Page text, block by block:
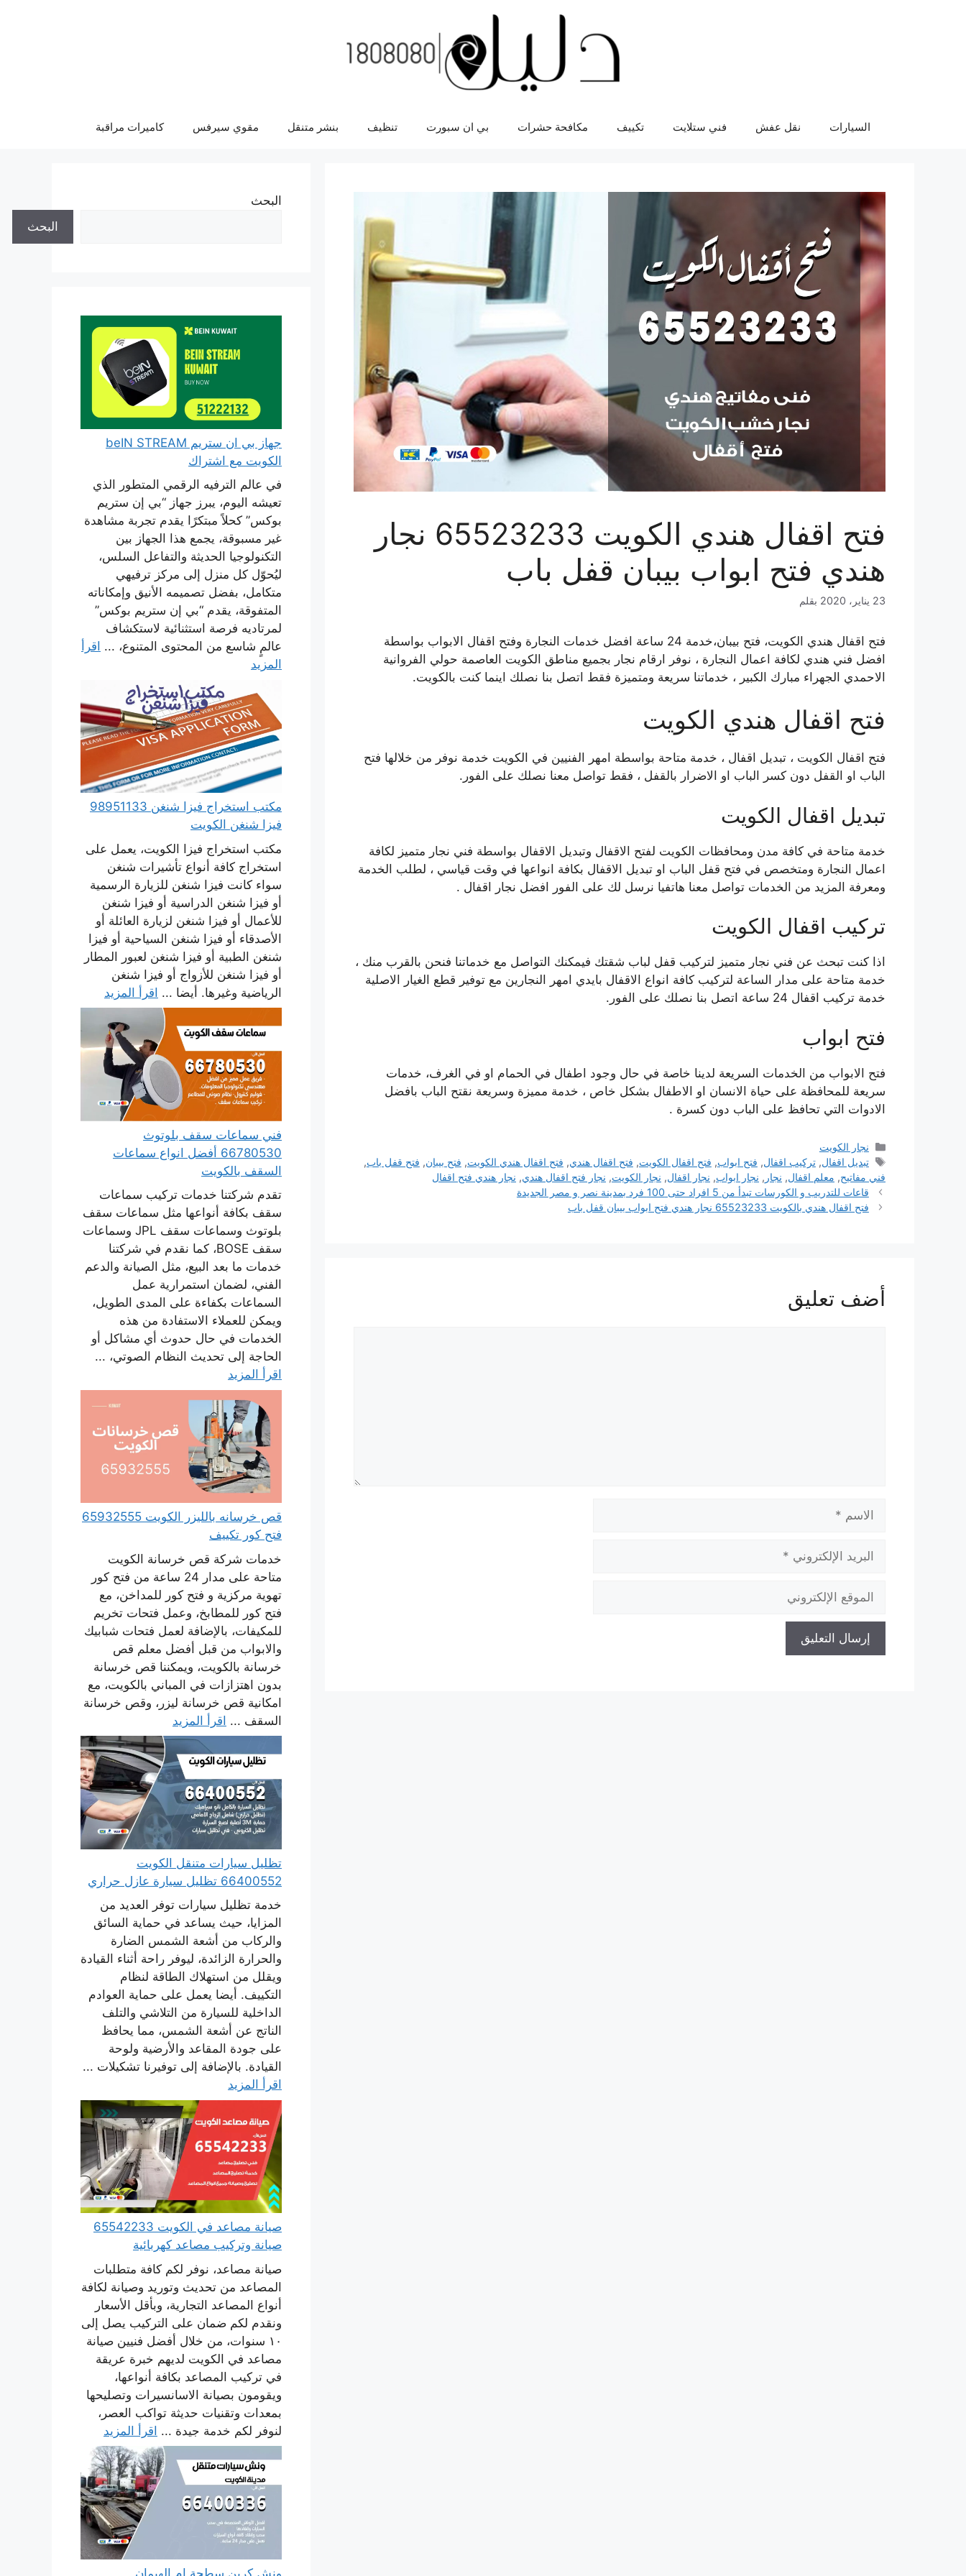
السيارات نقل عفش فني ستلايت تكييف مكافحة حشرات بي ان سبورت تنظيف بنشر متنقل مقوي سيرفس كاميرات مراقبة
فتح اقفال هندي الكويت 65523233 نجار
هندي فتح ابواب بيبان قفل باب
23 يناير، 2020 بقلم
فتح اقفال هندي الكويت، فتح بيبان،خدمة 24 ساعة افضل خدمات النجارة وفتح اقفال الابواب بواسطة
افضل فني هندي لكافة اعمال النجارة ، نوفر ارقام نجار بجميع مناطق الكويت العاصمة حولي الفروانية
الاحمدي الجهراء مبارك الكبير ، خدماتنا سريعة ومتميزة فقط اتصل بنا نصلك اينما كنت بالكويت.
فتح اقفال هندي الكويت
فتح اقفال الكويت ، تبديل اقفال ، خدمة متاحة بواسطة امهر الفنيين في الكويت خدمة نوفر من خلالها فتح
الباب او القفل دون كسر الباب او الاضرار بالقفل ، فقط تواصل معنا نصلك على الفور.
تبديل اقفال الكويت
خدمة متاحة في كافة مدن ومحافظات الكويت لفتح الاقفال وتبديل الاقفال بواسطة فني نجار متميز لكافة
اعمال النجارة ومتخصص في فتح قفل الباب او تبديل الاقفال بكافة انواعها في وقت قياسي ، لطلب الخدمة
ومعرفة المزيد من الخدمات تواصل معنا هاتفيا نرسل لك على الفور افضل نجار اقفال .
تركيب اقفال الكويت
اذا كنت تبحث عن فني نجار متميز لتركيب قفل لباب شقتك فيمكنك التواصل مع خدماتنا فنحن بالقرب منك ،
خدمة متاحة على مدار الساعة لتركيب كافة انواع الاقفال بايدي امهر النجارين مع توفير قطع الغيار الاصلية
خدمة تركيب اقفال 24 ساعة اتصل بنا نصلك على الفور.
فتح ابواب
فتح الابواب من الخدمات السريعة لدينا خاصة في حال وجود اطفال في الحمام او في الغرف، خدمات
سريعة للمحافظة على حياة الانسان او الاطفال بشكل خاص ، خدمة مميزة وسريعة نقتح الباب بافضل
الادوات التي تحافظ على الباب دون كسرة .
التصنيفات
نجار الكويت
الوسوم
تبديل اقفال,تركيب اقفال, فتح ابواب, فتح اقفال الكويت, فتح اقفال هندي, فتح اقفال هندي الكويت, فتح بيبان, فتح قفل باب,
فني مفاتيح, معلم اقفال, نجار , نجار ابواب, نجار اقفال, نجار الكويت, نجار فتح اقفال هندي, نجار هندي فتح اقفال
قاعات للتدريب و الكورسات تبدأ من 5 افراد حتى 100 فرد بمدينة نصر و مصر الجديدة
فتح اقفال هندي بالكويت 65523233 نجار هندي فتح ابواب بيبان قفل باب
أضف تعليق
الإلكتروني
الإلكتروني
البحث
البحث
جهاز بي ان ستريم beIN STREAM
الكويت مع اشتراك
في عالم الترفيه الرقمي المتطور الذي
تعيشه اليوم، يبرز جهاز “بي إن ستريم
بوكس” كحلاً مبتكرًا يقدم تجربة مشاهدة
غير مسبوقة، يجمع هذا الجهاز بين
التكنولوجيا الحديثة والتفاعل السلس،
ليُحوّل كل منزل إلى مركز ترفيهي
متكامل، بفضل تصميمه الأنيق وإمكاناته
المتفوقة، يقدم “بي إن ستريم بوكس”
لمرتاديه فرصة استثنائية لاستكشاف
عالمٍ شاسع من المحتوى المتنوع، ... اقرأ
المزيد
مكتب استخراج فيزا شنغن 98951133
فيزا شنغن الكويت
مكتب استخراج فيزا الكويت، يعمل على
استخراج كافة أنواع تأشيرات شنغن
سواء كانت فيزا شنغن للزيارة الرسمية
أو فيزا شنغن الدراسية أو فيزا شنغن
للأعمال أو فيزا شنغن لزيارة العائلة أو
الأصدقاء أو فيزا شنغن السياحية أو فيزا
شنغن الطبية أو فيزا شنغن لعبور المطار
أو فيزا شنغن للأزواج أو فيزا شنغن
الرياضية وغيرها. أيضا ... اقرأ المزيد
فني سماعات سقف بلوتوث
66780530 أفضل انواع سماعات
السقف بالكويت
تقدم شركتنا خدمات تركيب سماعات
سقف بكافة أنواعها مثل سماعات سقف
بلوتوث وسماعات سقف JPL وسماعات
سقف BOSE، كما نقدم في شركتنا
خدمات ما بعد البيع، مثل الصيانة والدعم
الفني، لضمان استمرارية عمل
السماعات بكفاءة على المدى الطويل،
ويمكن للعملاء الاستفادة من هذه
الخدمات في حال حدوث أي مشاكل أو
الحاجة إلى تحديث النظام الصوتي، ...
اقرأ المزيد
قص خرسانه بالليزر الكويت 65932555
فتح كور تكييف
خدمات شركة قص خرسانة الكويت
متاحة على مدار 24 ساعة من فتح كور
تهوية مركزية و فتح كور للمداخن، مع
فتح كور للمطابخ، وعمل فتحات تخريم
للمكيفات، بالإضافة لعمل فتحات شبابيك
والابواب من قبل أفضل معلم قص
خرسانة بالكويت، ويمكننا قص خرسانة
بدون اهتزازات في المباني بالكويت، مع
امكانية قص خرسانة ليزر، وقص خرسانة
السقف ... اقرأ المزيد
تظليل سيارات متنقل الكويت
66400552 تظليل سيارة عازل حراري
خدمة تظليل سيارات توفر العديد من
المزايا، حيث يساعد في حماية السائق
والركاب من أشعة الشمس الضارة
والحرارة الزائدة، ليوفر راحة أثناء القيادة
ويقلل من استهلاك الطاقة لنظام
التكييف. أيضا يعمل على حماية العوادم
الداخلية للسيارة من التلاشي والتلف
الناتج عن أشعة الشمس، مما يحافظ
على جودة المقاعد والأرضية ولوحة
القيادة. بالإضافة إلى توفيرنا تشكيلات ...
اقرأ المزيد
صيانة مصاعد في الكويت 65542233
صيانة وتركيب مصاعد كهربائية
صيانة مصاعد، نوفر لكم كافة متطلبات
المصاعد من تحديث وتوريد وصيانة لكافة
أنواع المصاعد التجارية، وبأقل الأسعار
ونقدم لكم ضمان على التركيب يصل إلى
١٠ سنوات، من خلال أفضل فنيين صيانة
مصاعد في الكويت لديهم خبرة عريقة
في تركيب المصاعد بكافة أنواعها،
ويقومون بصيانة الاسانسيرات وتصليحها
بمعدات وتقنيات حديثة تواكب العصر،
لنوفر لكم خدمة جيدة ... اقرأ المزيد
ونش كرين سطحة ام الهيمان